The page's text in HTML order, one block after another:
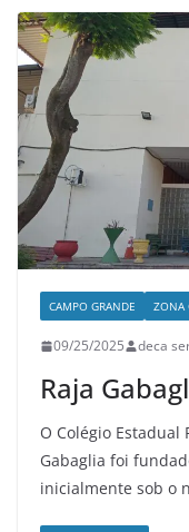
CAMPO GRANDE ZONA
09/25/2025 deca
Raja
O Colégio Estadual
Gabaglia foi
inicialmente sob o